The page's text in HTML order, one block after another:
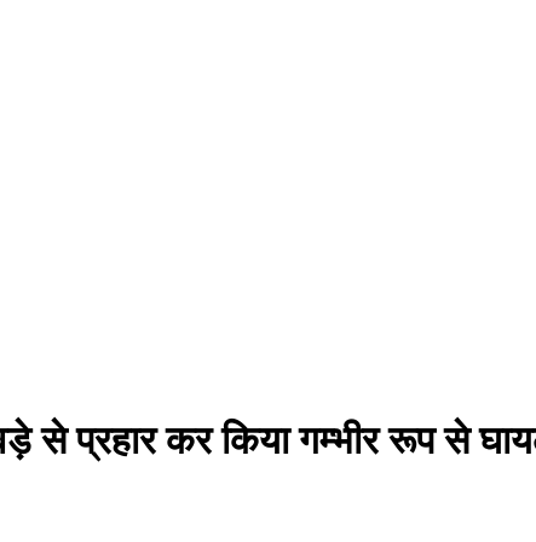
से प्रहार कर किया गम्भीर रूप से